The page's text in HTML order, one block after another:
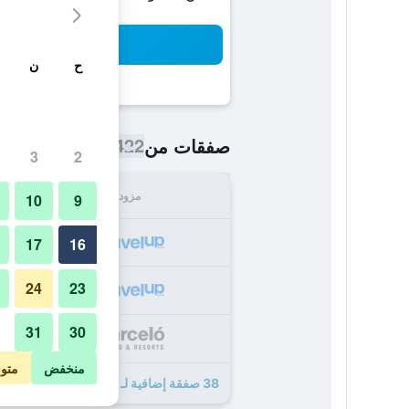
صفقات من422 ﷼
مزود
38 صفقة إضافية لـ بالرسيلو بالموريه أواسيز ريزورت
ح ن
2
3
9
10
16
17
23
24
30
31
منخفض